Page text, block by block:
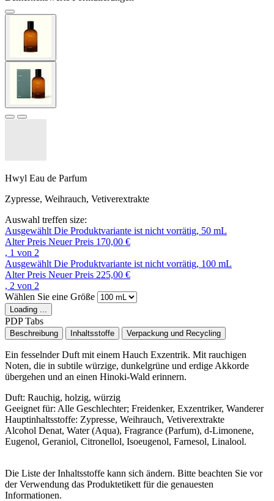
Hwyl Eau de Parfum
Zypresse, Weihrauch, Vetiverextrakte
Auswahl treffen size:
Ausgewählt Die Produktvariante ist nicht vorrätig, 50 mL
Alter Preis Neuer Preis 170,00 €
, 1 von 2
Ausgewählt Die Produktvariante ist nicht vorrätig, 100 mL
Alter Preis Neuer Preis 225,00 €
, 2 von 2
Wählen Sie eine Größe
Loading ...
PDP Tabs
Beschreibung Inhaltsstoffe Verpackung und Recycling
Ein fesselnder Duft mit einem Hauch Exzentrik. Mit rauchigen
Noten, die in subtile würzige, dunkelgrüne und erdige Akkorde
übergehen und an einen Hinoki-Wald erinnern.
Duft: Rauchig, holzig, würzig
Geeignet für: Alle Geschlechter; Freidenker, Exzentriker, Wanderer
Hauptinhaltsstoffe: Zypresse, Weihrauch, Vetiverextrakte
Alcohol Denat, Water (Aqua), Fragrance (Parfum), d-Limonene,
Eugenol, Geraniol, Citronellol, Isoeugenol, Farnesol, Linalool.
Die Liste der Inhaltsstoffe kann sich ändern. Bitte beachten Sie vor
der Verwendung das Produktetikett für die genauesten
Informationen.